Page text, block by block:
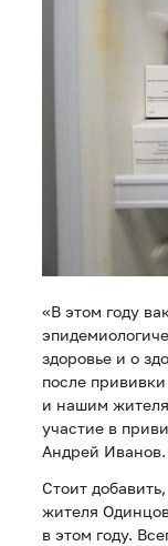
«В этом году
здоровье и о
после
и нашим
участие в
Андрей Иванов.
Стоит
жителя
в этом году.